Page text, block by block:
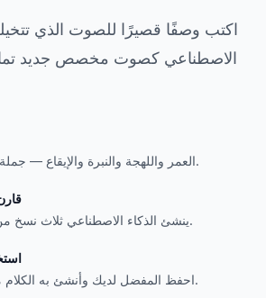
اكتب وصفًا قصيرًا للصوت الذي
الاصطناعي كصوت مخصص جديد
العمر واللهجة والنبرة والإيقاع — جملة أو جملتان تكفيان.
ينشئ الذكاء الاصطناعي ثلاث نسخ من وصفك في ثوانٍ.
احفظ المفضل لديك وأنشئ به الكلام مثل أي صوت آخر.